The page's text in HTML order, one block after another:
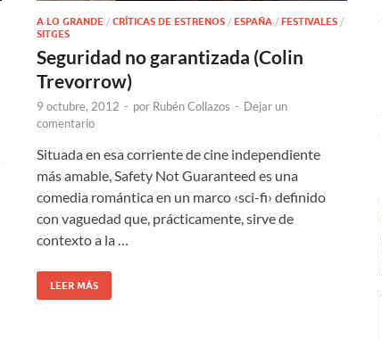
A LO GRANDE / CRÍTICAS DE ESTRENOS / ESPAÑA / FESTIVALES /
SITGES
Seguridad no garantizada (Colin
Trevorrow)
9 octubre, 2012 - por Rubén Collazos - Dejar un
comentario
Situada en esa corriente de cine independiente
más amable, Safety Not Guaranteed es una
comedia romántica en un marco ‹sci-fi› definido
con vaguedad que, prácticamente, sirve de
contexto a la …
LEER MÁS